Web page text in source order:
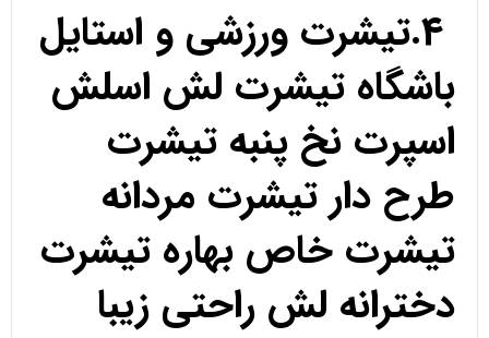
4.تیشرت ورزشی و استایل
باشگاه تیشرت لش اسلش
اسپرت نخ پنبه تیشرت
طرح دار تیشرت مردانه
تیشرت خاص بهاره تیشرت
دخترانه لش راحتی زیبا